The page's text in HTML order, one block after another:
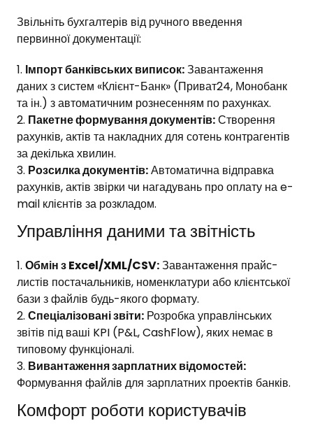
Звільніть бухгалтерів від ручного введення
первинної документації:
Імпорт банківських виписок:Завантаження
даних з систем «Клієнт-Банк» (Приват24, Монобанк
та ін.) з автоматичним рознесенням по рахунках.
Пакетне формування документів:Створення
рахунків, актів та накладних для сотень контрагентів
за декілька хвилин.
Розсилка документів:Автоматична відправка
рахунків, актів звірки чи нагадувань про оплату на e-
mail клієнтів за розкладом.
Управління даними та звітність
Обмін з Excel/XML/CSV:Завантаження прайс-
листів постачальників, номенклатури або клієнтської
бази з файлів будь-якого формату.
Спеціалізовані звіти: Розробка управлінських
звітів під ваші KPI (P&L, CashFlow), яких немає в
типовому функціоналі.
Вивантаження зарплатних відомостей:
Формування файлів для зарплатних проектів банків.
Комфорт роботи користувачів